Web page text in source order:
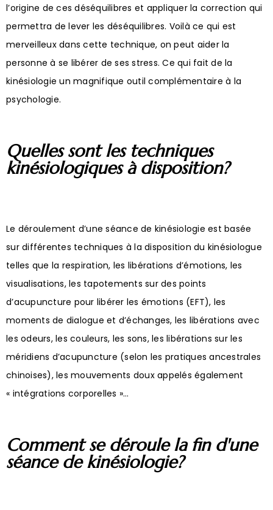
l’origine de ces déséquilibres et appliquer la correction qui
permettra de lever les déséquilibres. Voilà ce qui est
merveilleux dans cette technique, on peut aider la
personne à se libérer de ses stress. Ce qui fait de la
kinésiologie un magnifique outil complémentaire à la
psychologie.
Quelles sont les techniques
kinésiologiques à disposition?
Le déroulement d’une séance de kinésiologie est basée
sur différentes techniques à la disposition du kinésiologue
telles que la respiration, les libérations d’émotions, les
visualisations, les tapotements sur des points
d’acupuncture pour libérer les émotions (EFT), les
moments de dialogue et d’échanges, les libérations avec
les odeurs, les couleurs, les sons, les libérations sur les
méridiens d’acupuncture (selon les pratiques ancestrales
chinoises), les mouvements doux appelés également
« intégrations corporelles »…
Comment se déroule la fin d'une
séance de kinésiologie?